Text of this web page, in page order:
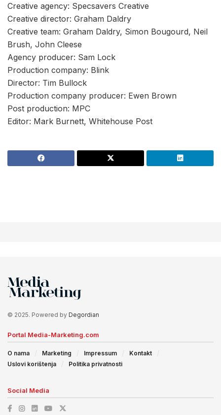
Creative agency: Specsavers Creative
Creative director: Graham Daldry
Creative team: Graham Daldry, Simon Bougourd, Neil
Brush, John Cleese
Agency producer: Sam Lock
Production company: Blink
Director: Tim Bullock
Production company producer: Ewen Brown
Post production: MPC
Editor: Mark Burnett, Whitehouse Post
© 2025. Powered by Degordian
Portal Media-Marketing.com
O nama Marketing Impressum
Kontakt
Uslovi korištenja
Politika privatnosti
Social Media